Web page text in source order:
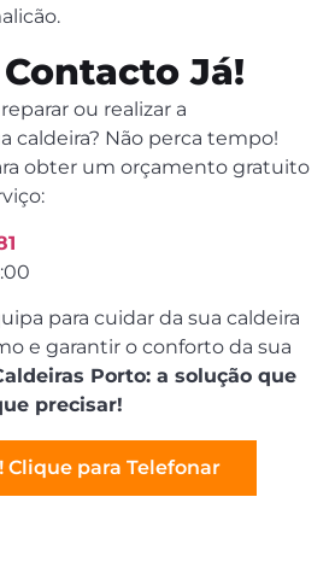
Já!
ou realizar a
caldeira? Não perca tempo!
obter um orçamento gratuito
para cuidar da sua caldeira
e garantir o conforto da sua
Porto: a solução que
precisar!
Clique para Telefonar